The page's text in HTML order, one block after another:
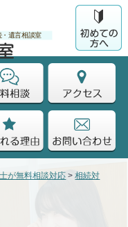
遺言相談室
が無料相談対応 >相続対